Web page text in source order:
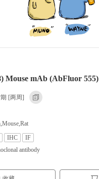
Mouse mAb (AbFluor 555)
[两周]
IHC
IF
antibody